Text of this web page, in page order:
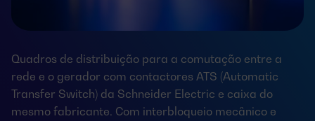
Quadros de distribuição para a comutação entre a
rede e o gerador com contactores ATS (Automatic
Transfer Switch) da Schneider Electric e caixa do
mesmo fabricante. Com interbloqueio mecânico e